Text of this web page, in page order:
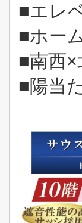
■エレ
■ホー
■南西×
■陽当